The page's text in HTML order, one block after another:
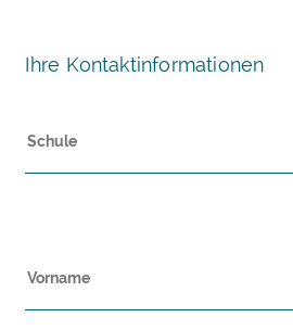
Ihre Kontaktinformationen